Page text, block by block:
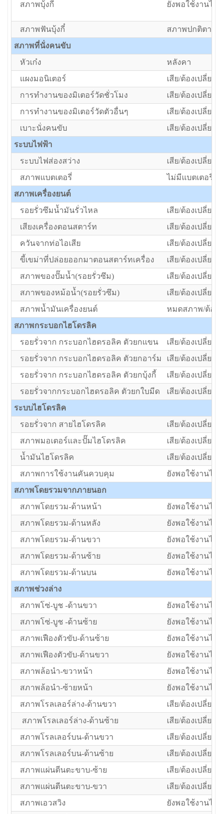
สภาพบุ้งกี๋ ยังพอใช้งานได้
สภาพฟันบุ้งกี๋
สภาพปกติตาม
สภาพที่นั่งคนขับ
หัวเก๋ง
หลังคา
แผงมอนิเตอร์
เสีย/ต้องเปลี่ยน
การทำงานของมิเตอร์วัดชั่วโมง
เสีย/ต้องเปลี่ยน
การทำงานของมิเตอร์วัดตัวอื่นๆ
เสีย/ต้องเปลี่ยน
เบาะนั่งคนขับ
เสีย/ต้องเปลี่ยน
ระบบไฟฟ้า
ระบบไฟส่องสว่าง
เสีย/ต้องเปลี่ยน
สภาพแบตเตอรี่
ไม่มีแบตเตอรี่
สภาพเครื่องยนต์
รอยรั่วซึมน้ำมันรั่วไหล
เสีย/ต้องเปลี่ยน
เสียงเครื่องตอนสตาร์ท
เสีย/ต้องเปลี่ยน
ควันจากท่อไอเสีย
เสีย/ต้องเปลี่ยน
ขี้เขม่าที่ปล่อยออกมาตอนสตาร์ทเครื่อง
เสีย/ต้องเปลี่ยน
สภาพของปั๊มน้ำ(รอยรั่วซึม)
เสีย/ต้องเปลี่ยน
สภาพของหม้อน้ำ(รอยรั่วซึม)
เสีย/ต้องเปลี่ยน
สภาพน้ำมันเครื่องยนต์
หมดสภาพ/ต้อง
สภาพกระบอกไฮโดรลิค
รอยรั่วจาก กระบอกไฮดรอลิค ตัวยกแขน
เสีย/ต้องเปลี่ยน
รอยรั่วจาก กระบอกไฮดรอลิค ตัวยกอาร์ม
เสีย/ต้องเปลี่ยน
รอยรั่วจาก กระบอกไฮดรอลิค ตัวยกบุ้งกี้
เสีย/ต้องเปลี่ยน
รอยรั่วจากกระบอกไฮดรอลิค ตัวยกใบมีด
เสีย/ต้องเปลี่ยน
ระบบไฮโดรลิค
รอยรั่วจาก สายไฮโดรลิค
เสีย/ต้องเปลี่ยน
สภาพมอเตอร์และปั๊มไฮโดรลิค
เสีย/ต้องเปลี่ยน
น้ำมันไฮโดรลิค
เสีย/ต้องเปลี่ยน
สภาพการใช้งานคันควบคุม
ยังพอใช้งานได้
สภาพโดยรวมจากภายนอก
สภาพโดยรวม-ด้านหน้า
ยังพอใช้งานได้
สภาพโดยรวม-ด้านหลัง
ยังพอใช้งานได้
สภาพโดยรวม-ด้านขวา
ยังพอใช้งานได้
สภาพโดยรวม-ด้านซ้าย
ยังพอใช้งานได้
สภาพโดยรวม-ด้านบน
ยังพอใช้งานได้
สภาพช่วงล่าง
สภาพโซ่-บูช -ด้านขวา
ยังพอใช้งานได้
สภาพโซ่-บูช -ด้านซ้าย
ยังพอใช้งานได้
สภาพเฟืองตัวขับ-ด้านซ้าย
ยังพอใช้งานได้
สภาพเฟืองตัวขับ-ด้านขวา
ยังพอใช้งานได้
สภาพล้อนำ-ขวาหน้า
ยังพอใช้งานได้
สภาพล้อนำ-ซ้ายหน้า
ยังพอใช้งานได้
สภาพโรลเลอร์ล่าง-ด้านขวา
เสีย/ต้องเปลี่ยน
สภาพโรลเลอร์ล่าง-ด้านซ้าย
เสีย/ต้องเปลี่ยน
สภาพโรลเลอร์บน-ด้านขวา
เสีย/ต้องเปลี่ยน
สภาพโรลเลอร์บน-ด้านซ้าย
เสีย/ต้องเปลี่ยน
สภาพแผ่นตีนตะขาบ-ซ้าย
เสีย/ต้องเปลี่ยน
สภาพแผ่นตีนตะขาบ-ขวา
เสีย/ต้องเปลี่ยน
สภาพเอวสวิง
ยังพอใช้งานได้